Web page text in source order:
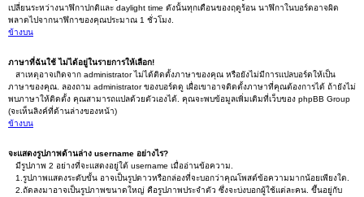
เปลี่ยนระหว่างนาฬิกาปกติและ daylight time ดังนั้นทุกเดือนของฤดูร้อน นาฬิกาในบอร์ดอาจผิด
พลาดไปจากนาฬิกาของคุณประมาณ 1 ชั่วโมง.
ข้างบน
ภาษาที่ฉันใช้ ไม่ได้อยู่ในรายการให้เลือก!
สาเหตุอาจเกิดจาก administrator ไม่ได้ติดตั้งภาษาของคุณ หรือยังไม่มีการแปลบอร์ดให้เป็น
ภาษาของคุณ. ลองถาม administrator ของบอร์ดดู เผื่อเขาอาจติดตั้งภาษาที่คุณต้องการได้ ถ้ายังไม่
พบภาษาให้ติดตั้ง คุณสามารถแปลด้วยตัวเองได้. คุณจะพบข้อมูลเพิ่มเติมที่เว็บของ phpBB Group
(จะเห็นลิงค์ที่ด้านล่างของหน้า)
ข้างบน
จะแสดงรูปภาพด้านล่าง username อย่างไร?
มีรูปภาพ 2 อย่างที่จะแสดงอยู่ใต้ username เมื่ออ่านข้อความ.
1.รูปภาพแสดงระดับขั้น อาจเป็นรูปดาวหรือกล่องที่จะบอกว่าคุณโพสต์ข้อความมากน้อยเพียงใด.
2.ถัดลงมาอาจเป็นรูปภาพขนาดใหญ่ คือรูปภาพประจำตัว ซึ่งจะบ่งบอกผู้ใช้แต่ละคน. ขึ้นอยู่กับ